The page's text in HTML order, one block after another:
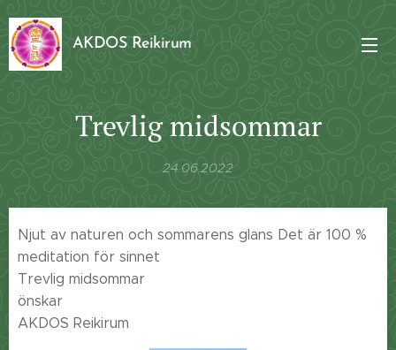
AKDOS Reikirum
Trevlig midsommar
24.06.2022
Njut av naturen och sommarens glans Det är 100 %
meditation för sinnet
Trevlig midsommar 🌿🌸🌿🇸🇪
önskar
AKDOS Reikirum